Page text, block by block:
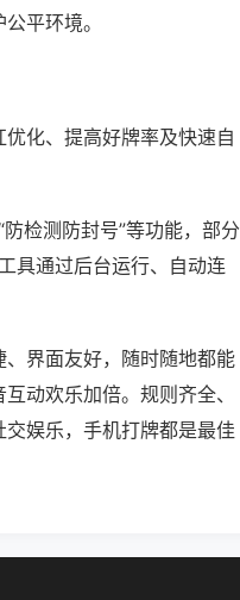
平环境。
化、提高好牌率及快速自
检测防封号”等功能，部分
具通过后台运行、自动连
界面友好，随时随地都能
动欢乐加倍。规则齐全、
娱乐，手机打牌都是最佳